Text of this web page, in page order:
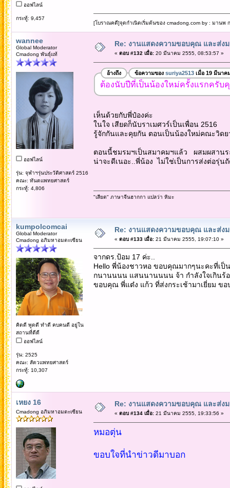
ออฟไลน์
กระทู้: 9,457
[โบราณคดี]จุดกำเนิดเริ่มต้นของ cmadong.com by : มานพ
wannee
Global Moderator
Cmadong พันธุ์แท้
ออฟไลน์
รุ่น: จุฬาฯรุ่นประวัติศาสตร์ 2516
คณะ: ทันตแพทยศาสตร์
กระทู้: 4,806
Re: งานแสดงความขอบคุณ และส่ง
« ตอบ #132 เมื่อ:20 มีนาคม 2555, 08:53:57 »
อ้างถึง ข้อความของ suriya2513เมื่อ 19 มีนาค
ต้องนับปีที่เป็นน้องใหม่ครั้งแรกครั
เห็นด้วยกับพี่ป๋องค่ะ
ในใจ เสียดก็นับราเมศวร์เป็นเพื่อน 2516
รู้จักกันและคุยกัน ตอนเป็นน้องใหม่คณะวิดย
ตอนนี้ชมรมฯเป็นสมาคมฯแล้ว ผสมผสานร
น่าจะดีเนอะ..พี่น้อง ไม่ใช่เป็นการส่งต่อรุ่น
"เสียด" ภาษาจีนฮากกา แปลว่า หิมะ
kumpolcomcai
Global Moderator
Cmadong อภิมหาอมตะเซียน
คิดดี พูดดี ทำดี คบคนดี อยู่ใน
สถานที่ดีดี
ออฟไลน์
รุ่น: 2525
คณะ: สัตวแพทยศาสตร์
กระทู้: 10,307
Re: งานแสดงความขอบคุณ และส่ง
« ตอบ #133 เมื่อ:21 มีนาคม 2555, 19:07:10 »
จากดร.ป้อม 17 ค่ะ..
Hello พี่น้องชาวหอ ขอบคุณมากๆนะคะที่เป็
กนานนนน แสนนานนนน จ้า กำลังใจเกินร้
ขอบคุณ พี่แต๋ง แก้ว ที่ส่งกระเช้ามาเยี่ยม ข
เหยง 16
Cmadong อภิมหาอมตะเซียน
Re: งานแสดงความขอบคุณ และส่ง
« ตอบ #134 เมื่อ:21 มีนาคม 2555, 19:33:56 »
หมอตุ่น
ขอบใจที่นำข่าวดีมาบอก